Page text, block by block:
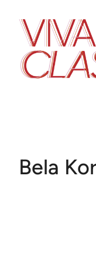
Inhalt
springen
Bela